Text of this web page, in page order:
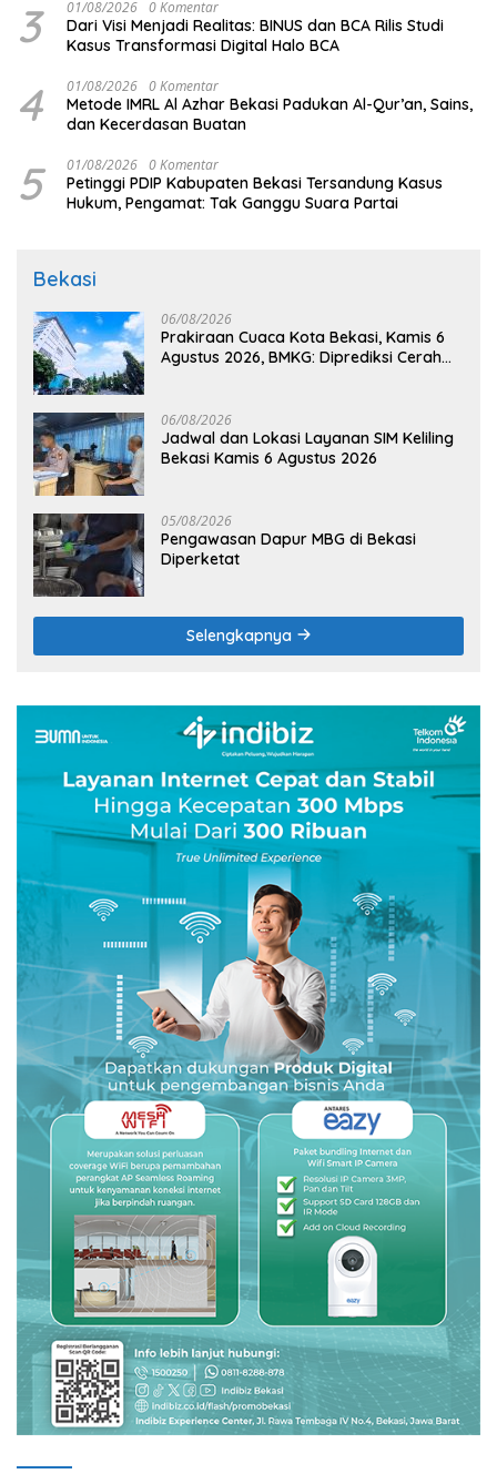
3 01/08/2026 0 Komentar
Dari Visi Menjadi Realitas: BINUS dan BCA Rilis Studi
Kasus Transformasi Digital Halo BCA
4 01/08/2026 0 Komentar
Metode IMRL Al Azhar Bekasi Padukan Al-Qur’an, Sains,
dan Kecerdasan Buatan
5 01/08/2026 0 Komentar
Petinggi PDIP Kabupaten Bekasi Tersandung Kasus
Hukum, Pengamat: Tak Ganggu Suara Partai
Bekasi
06/08/2026
Prakiraan Cuaca Kota Bekasi, Kamis 6
Agustus 2026, BMKG: Diprediksi Cerah
06/08/2026
Jadwal dan Lokasi Layanan SIM Keliling
Bekasi Kamis 6 Agustus 2026
05/08/2026
Pengawasan Dapur MBG di Bekasi
Diperketat
Selengkapnya